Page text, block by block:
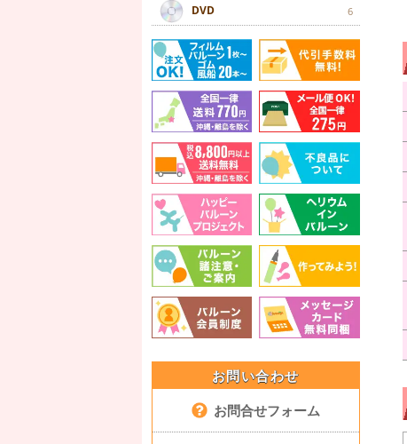
DVD 6
お問い合わせ
お問合せフォーム